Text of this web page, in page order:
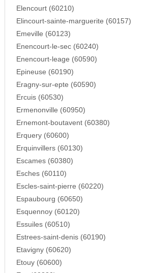
Elencourt (60210)
Elincourt-sainte-marguerite (60157)
Emeville (60123)
Enencourt-le-sec (60240)
Enencourt-leage (60590)
Epineuse (60190)
Eragny-sur-epte (60590)
Ercuis (60530)
Ermenonville (60950)
Ernemont-boutavent (60380)
Erquery (60600)
Erquinvillers (60130)
Escames (60380)
Esches (60110)
Escles-saint-pierre (60220)
Espaubourg (60650)
Esquennoy (60120)
Essuiles (60510)
Estrees-saint-denis (60190)
Etavigny (60620)
Etouy (60600)